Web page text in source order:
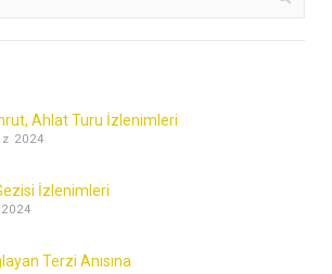
Ahlat Turu İzlenimleri
2024
İzlenimleri
Terzi Anısına